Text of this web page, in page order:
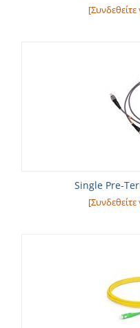
Single Pre-